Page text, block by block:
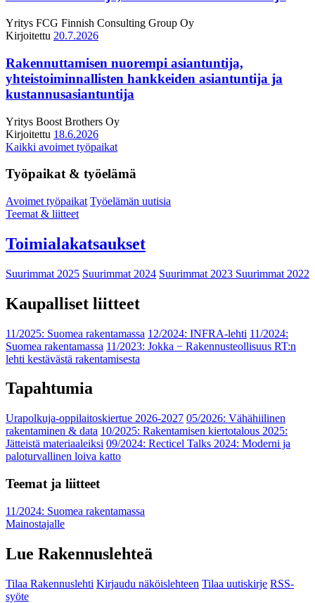
Yritys FCG Finnish Consulting Group Oy
Kirjoitettu 20.7.2026
Rakennuttamisen nuorempi asiantuntija,
yhteistoiminnallisten hankkeiden asiantuntija ja
kustannusasiantuntija
Yritys Boost Brothers Oy
Kirjoitettu 18.6.2026
Kaikki avoimet työpaikat
Työpaikat & työelämä
Avoimet työpaikat Työelämän uutisia
Teemat & liitteet
Toimialakatsaukset
Suurimmat 2025 Suurimmat 2024 Suurimmat 2023 Suurimmat 2022
Kaupalliset liitteet
11/2025: Suomea rakentamassa 12/2024: INFRA-lehti 11/2024:
Suomea rakentamassa 11/2023: Jokka − Rakennusteollisuus RT:n
lehti kestävästä rakentamisesta
Tapahtumia
Urapolkuja-oppilaitoskiertue 2026-2027 05/2026: Vähähiilinen
rakentaminen & data 10/2025: Rakentamisen kiertotalous 2025:
Jätteistä materiaaleiksi 09/2024: Recticel Talks 2024: Moderni ja
paloturvallinen loiva katto
Teemat ja liitteet
11/2024: Suomea rakentamassa
Mainostajalle
Lue Rakennuslehteä
Tilaa Rakennuslehti Kirjaudu näköislehteen Tilaa uutiskirje RSS-
syöte